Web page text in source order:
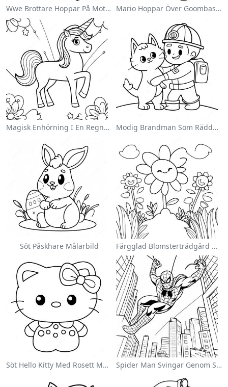
Wwe Brottare Hoppar På Motståndare Målarbild Mario Hoppar Över Goombas Målarbild
Magisk Enhörning I En Regnbåge Målarbild Modig Brandman Som Räddar En Katt Målarbild
Söt Påskhare Målarbild Färgglad Blomsterträdgård Målarbild
Söt Hello Kitty Med Rosett Målarbild Spider Man Svingar Genom Staden Målarbild